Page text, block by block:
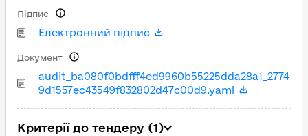
Електронний підпис
Підпис
audit_ba080f0bdfff4ed9960b55225dda28a1_2774
9d1557ec43549f832802d47c00d9.yaml
Документ
Критерії до тендеру (1)